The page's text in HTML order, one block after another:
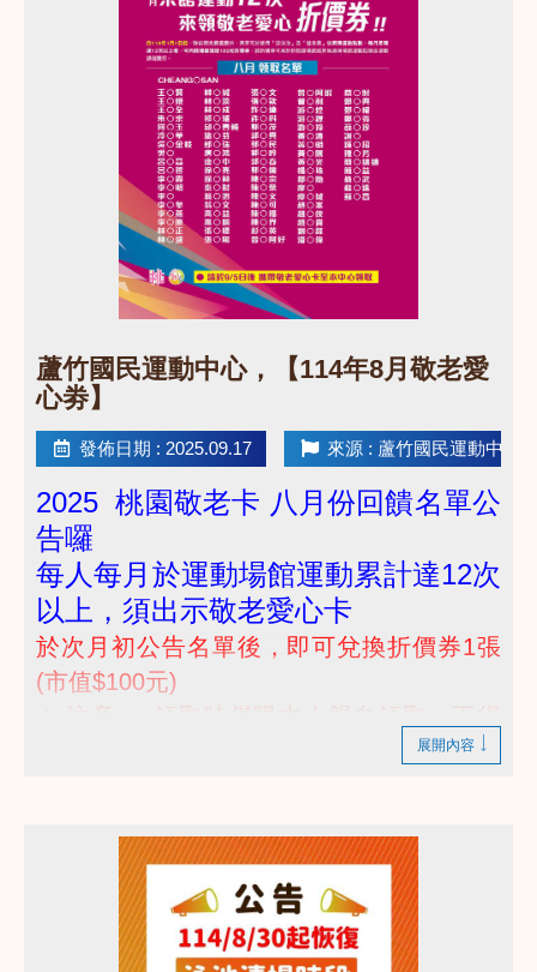
若有相關問題，請不吝撥打03-2639066 #121!
​蘆竹國民運動中心，【114年8月敬老愛
心劵】
發佈日期 : 2025.09.17 來源 : 蘆竹國民運動中心
2025 桃園敬老卡 八月份回饋名單公
告囉
每人每月於運動場館運動累計達12次
以上，須出示敬老愛心卡
於次月初公告名單後，即可兌換折價券1張
(市值$100元)
⚠ 注意 ::: 領取時僅限本人親自領取，不得
折價券回饋使用
快來一起運動領回饋吧
詳情諮詢 歡迎撥打 03-2639066 #112 客服部
展開內容